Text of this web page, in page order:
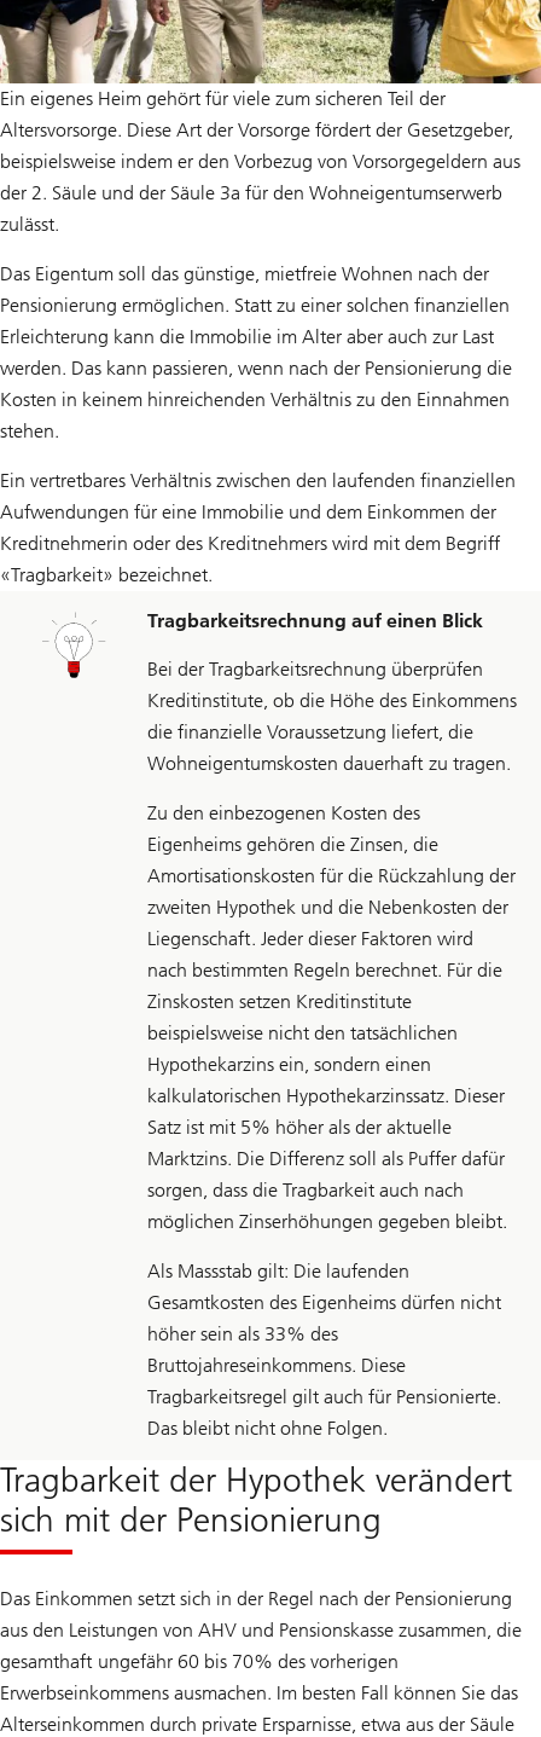
Ein eigenes Heim gehört für viele zum sicheren Teil der
Altersvorsorge. Diese Art der Vorsorge fördert der Gesetzgeber,
beispielsweise indem er den Vorbezug von Vorsorgegeldern aus
der 2. Säule und der Säule 3a für den Wohneigentumserwerb
zulässt.
Das Eigentum soll das günstige, mietfreie Wohnen nach der
Pensionierung ermöglichen. Statt zu einer solchen finanziellen
Erleichterung kann die Immobilie im Alter aber auch zur Last
werden. Das kann passieren, wenn nach der Pensionierung die
Kosten in keinem hinreichenden Verhältnis zu den Einnahmen
stehen.
Ein vertretbares Verhältnis zwischen den laufenden finanziellen
Aufwendungen für eine Immobilie und dem Einkommen der
Kreditnehmerin oder des Kreditnehmers wird mit dem Begriff
«Tragbarkeit» bezeichnet.
Tragbarkeitsrechnung auf einen Blick
Bei der Tragbarkeitsrechnung überprüfen
Kreditinstitute, ob die Höhe des Einkommens
die finanzielle Voraussetzung liefert, die
Wohneigentumskosten dauerhaft zu tragen.
Zu den einbezogenen Kosten des
Eigenheims gehören die Zinsen, die
Amortisationskosten für die Rückzahlung der
zweiten Hypothek und die Nebenkosten der
Liegenschaft. Jeder dieser Faktoren wird
nach bestimmten Regeln berechnet. Für die
Zinskosten setzen Kreditinstitute
beispielsweise nicht den tatsächlichen
Hypothekarzins ein, sondern einen
kalkulatorischen Hypothekarzinssatz. Dieser
Satz ist mit 5% höher als der aktuelle
Marktzins. Die Differenz soll als Puffer dafür
sorgen, dass die Tragbarkeit auch nach
möglichen Zinserhöhungen gegeben bleibt.
Als Massstab gilt: Die laufenden
Gesamtkosten des Eigenheims dürfen nicht
höher sein als 33% des
Bruttojahreseinkommens. Diese
Tragbarkeitsregel gilt auch für Pensionierte.
Das bleibt nicht ohne Folgen.
Tragbarkeit der Hypothek verändert
sich mit der Pensionierung
Das Einkommen setzt sich in der Regel nach der Pensionierung
aus den Leistungen von AHV und Pensionskasse zusammen, die
gesamthaft ungefähr 60 bis 70% des vorherigen
Erwerbseinkommens ausmachen. Im besten Fall können Sie das
Alterseinkommen durch private Ersparnisse, etwa aus der Säule